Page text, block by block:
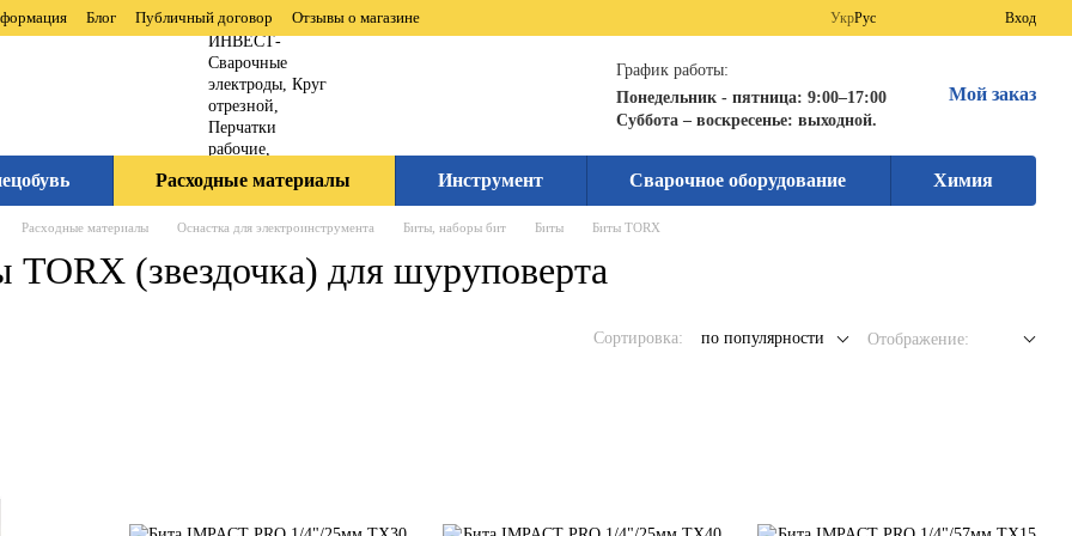
Блог Публичный договор Отзывы о магазине УкрРус Вход
График работы:
Понедельник - пятница: 9:00–17:00
Суббота – воскресенье: выходной.
Мой заказ
Расходные материалы Инструмент Сварочное оборудование Химия
Расходные материалы Оснастка для электроинструмента Биты, наборы бит Биты Биты TORX
TORX (звездочка) для шуруповерта
Сортировка: по популярности Отображение: